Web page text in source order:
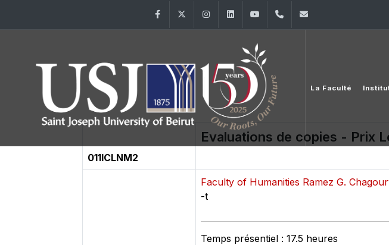
FacebookTwitter InstagramLinkedInYouTube+961 (1) 421 586
La Faculté
011ICLNM2
Evaluations de copies - Prix
Faculty of Humanities Ramez G.
-t
Temps présentiel : 17.5 heures